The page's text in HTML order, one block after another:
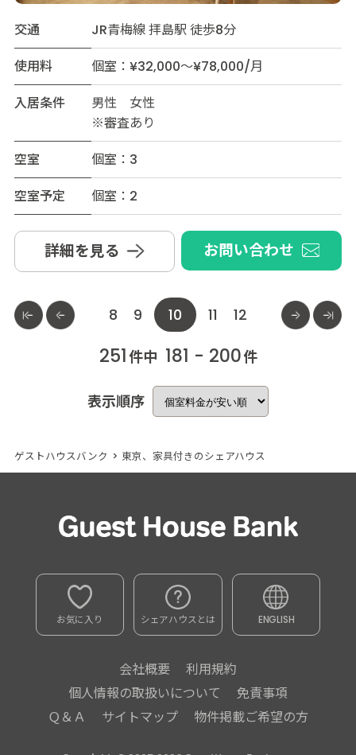
交通
JR青梅線 拝島駅 徒歩8分
使用料
個室：¥32,000～¥78,000/月
入居条件
男性 女性
※審査あり
空室
個室：3
空室予定
個室：2
詳細を見る お問い合わせ
8 9 10 11 12
251 件中 181 - 200件
表示順序
ゲストハウスバンク > 東京、家具付きのシェアハウス
お気に入り シェアハウスとは ENGLISH
会社概要
利用規約
個人情報の取扱いについて
免責事項
Ｑ＆Ａ
サイトマップ 物件掲載ご希望の方